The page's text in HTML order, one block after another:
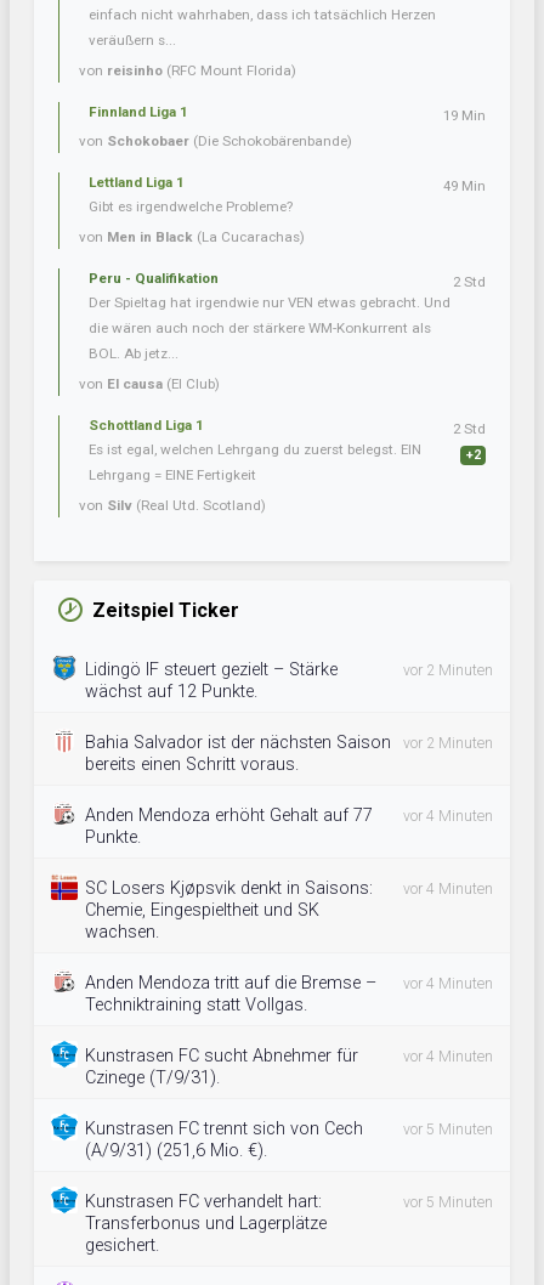
einfach nicht wahrhaben, dass ich tatsächlich Herzen
veräußern s...
von reisinho (RFC Mount Florida)
Finnland Liga 1
von Schokobaer (Die Schokobärenbande)
19 Min
Lettland Liga 1
Gibt es irgendwelche Probleme?
von Men in Black (La Cucarachas)
49 Min
Peru - Qualifikation
Der Spieltag hat irgendwie nur VEN etwas gebracht. Und
die wären auch noch der stärkere WM-Konkurrent als
BOL. Ab jetz...
von El causa (El Club)
2 Std
Schottland Liga 1
Es ist egal, welchen Lehrgang du zuerst belegst. EIN
Lehrgang = EINE Fertigkeit
von Silv (Real Utd. Scotland)
2 Std
+2
Zeitspiel Ticker
Lidingö IF steuert gezielt – Stärke
wächst auf 12 Punkte.
vor 2 Minuten
Bahia Salvador ist der nächsten Saison
bereits einen Schritt voraus.
vor 2 Minuten
Anden Mendoza erhöht Gehalt auf 77
Punkte.
vor 4 Minuten
SC Losers Kjøpsvik denkt in Saisons:
Chemie, Eingespieltheit und SK
wachsen.
vor 4 Minuten
Anden Mendoza tritt auf die Bremse –
Techniktraining statt Vollgas.
vor 4 Minuten
Kunstrasen FC sucht Abnehmer für
Czinege (T/9/31).
vor 4 Minuten
Kunstrasen FC trennt sich von Cech
(A/9/31) (251,6 Mio. €).
vor 5 Minuten
Kunstrasen FC verhandelt hart:
Transferbonus und Lagerplätze
gesichert.
vor 5 Minuten